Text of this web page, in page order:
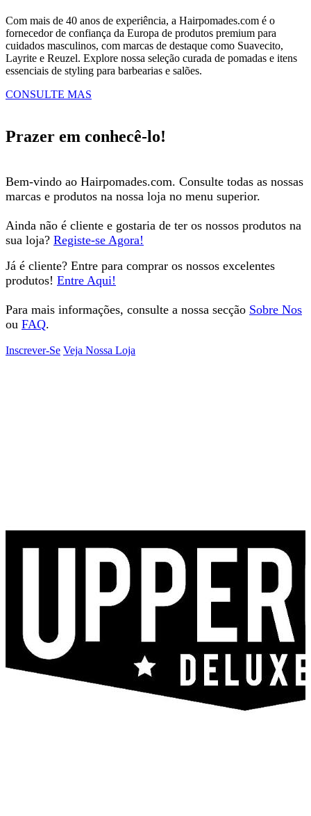
Com mais de 40 anos de experiência, a Hairpomades.com é o
fornecedor de confiança da Europa de produtos premium para
cuidados masculinos, com marcas de destaque como Suavecito,
Layrite e Reuzel. Explore nossa seleção curada de pomadas e itens
essenciais de styling para barbearias e salões.
CONSULTE MAS
Prazer em conhecê-lo!
Bem-vindo ao Hairpomades.com. Consulte todas as nossas
marcas e produtos na nossa loja no menu superior.
Ainda não é cliente e gostaria de ter os nossos produtos na
sua loja? Registe-se Agora!
Já é cliente? Entre para comprar os nossos excelentes
produtos! Entre Aqui!
Para mais informações, consulte a nossa secção Sobre Nos
ou FAQ.
Inscrever-Se Veja Nossa Loja